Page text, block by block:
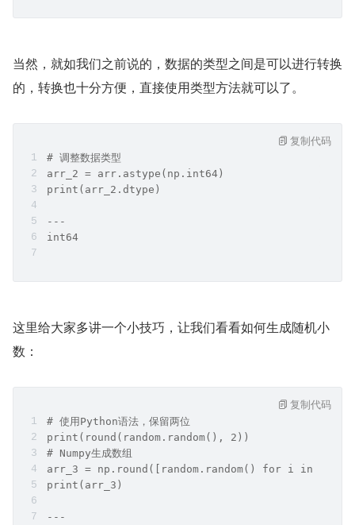
当然，就如我们之前说的，数据的类型之间是可以进行转换
的，转换也十分方便，直接使用类型方法就可以了。
# 调整数据类型
arr_2 = arr.astype(np.int64)
print(arr_2.dtype)
---
int64
复制代码
这里给大家多讲一个小技巧，让我们看看如何生成随机小
数：
# 使用Python语法，保留两位
print(round(random.random(), 2))
# Numpy生成数组
arr_3 = np.round([random.random() for i in
print(arr_3)
---
复制代码